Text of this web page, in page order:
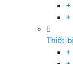
+
+
Thiết
+